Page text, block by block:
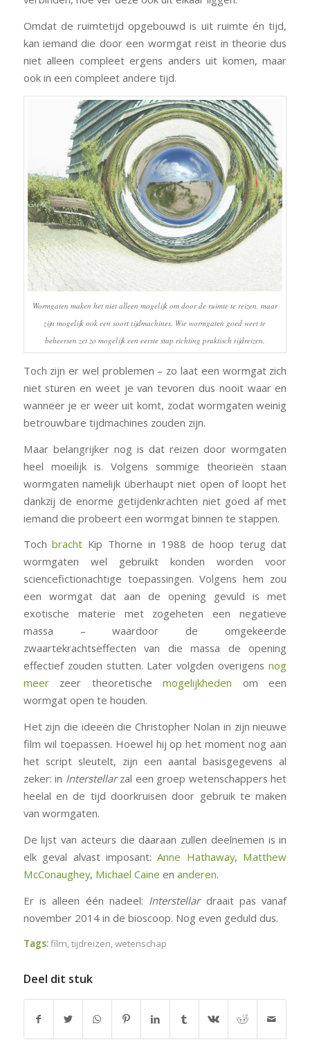
Omdat de ruimtetijd opgebouwd is uit ruimte én tijd,
kan iemand die door een wormgat reist in theorie dus
niet alleen compleet ergens anders uit komen, maar
ook in een compleet andere tijd.
Wormgaten maken het niet alleen mogelijk om door de ruimte te reizen, maar
zijn mogelijk ook een soort tijdmachines. Wie wormgaten goed weet te
beheersen zet zo mogelijk een eerste stap richting praktisch tijdreizen.
Toch zijn er wel problemen – zo laat een wormgat zich
niet sturen en weet je van tevoren dus nooit waar en
wanneer je er weer uit komt, zodat wormgaten weinig
betrouwbare tijdmachines zouden zijn.
Maar belangrijker nog is dat reizen door wormgaten
heel moeilijk is. Volgens sommige theorieën staan
wormgaten namelijk überhaupt niet open of loopt het
dankzij de enorme getijdenkrachten niet goed af met
iemand die probeert een wormgat binnen te stappen.
Tochbracht Kip Thorne in 1988 de hoop terug dat
wormgaten wel gebruikt konden worden voor
sciencefictionachtige toepassingen. Volgens hem zou
een wormgat dat aan de opening gevuld is met
exotische materie met zogeheten een negatieve
massa – waardoor de omgekeerde
zwaartekrachtseffecten van die massa de opening
effectief zouden stutten. Later volgden overigensnog
meerzeer theoretischemogelijkheden om een
wormgat open te houden.
Het zijn die ideeën die Christopher Nolan in zijn nieuwe
film wil toepassen. Hoewel hij op het moment nog aan
het script sleutelt, zijn een aantal basisgegevens al
zeker: in Interstellarzal een groep wetenschappers het
heelal en de tijd doorkruisen door gebruik te maken
van wormgaten.
De lijst van acteurs die daaraan zullen deelnemen is in
elk geval alvast imposant:Anne Hathaway, Matthew
McConaughey, Michael Caine en anderen.
Er is alleen één nadeel: Interstellardraait pas vanaf
november 2014 in de bioscoop. Nog even geduld dus.
Tags:film,tijdreizen,wetenschap
Deel dit stuk